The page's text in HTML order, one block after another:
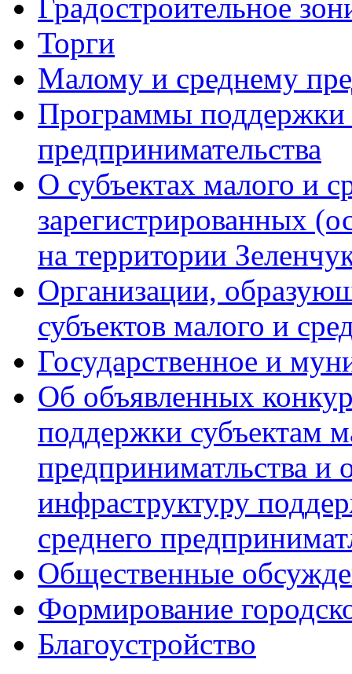
Градостроительное
Торги
Малому и среднему
Программы поддержки
предпринимательства
О субъектах малого и
зарегистрированных
на территории
Организации,
субъектов малого и
Государственное и
Об объявленных
поддержки субъектам
предприниматльства
инфраструктуру
среднего
Общественные
Формирование
Благоустройство